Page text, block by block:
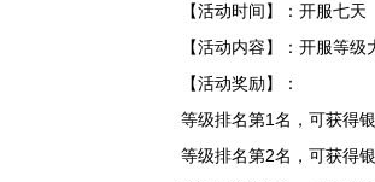
【活动时间】：开服七天
【活动内容】：开服等
【活动奖励】：
等级排名第1名，可获得
等级排名第2名，可获得